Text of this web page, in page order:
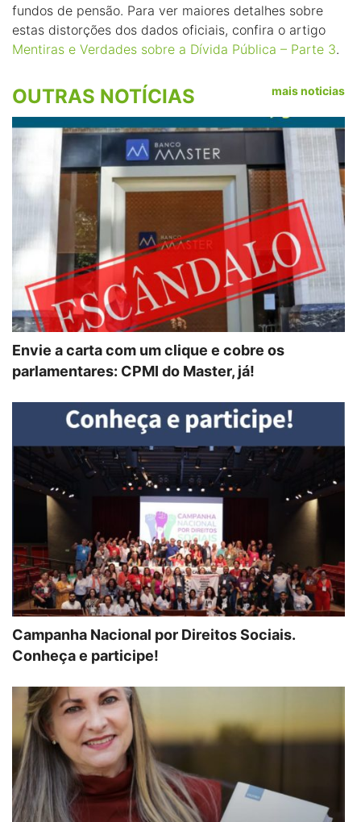
fundos de pensão. Para ver maiores detalhes sobre
estas distorções dos dados oficiais, confira o artigo
Mentiras e Verdades sobre a Dívida Pública – Parte 3.
OUTRAS NOTÍCIAS mais noticias
Envie a carta com um clique e cobre os
parlamentares: CPMI do Master, já!
Campanha Nacional por Direitos Sociais.
Conheça e participe!